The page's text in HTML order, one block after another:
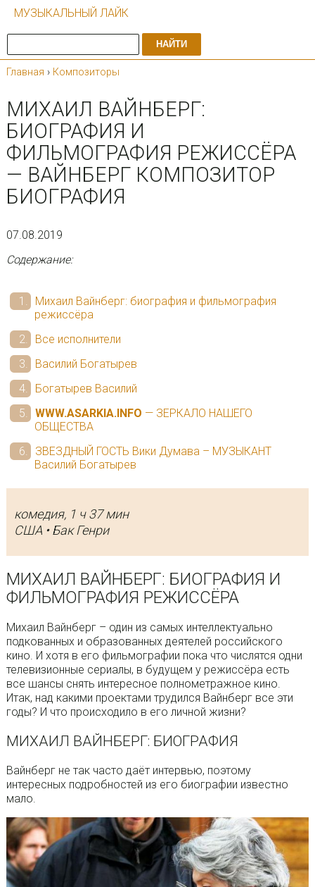
МУЗЫКАЛЬНЫЙ ЛАЙК
НАЙТИ
Главная › Композиторы
МИХАИЛ ВАЙНБЕРГ:
БИОГРАФИЯ И
ФИЛЬМОГРАФИЯ РЕЖИССЁРА
— ВАЙНБЕРГ КОМПОЗИТОР
БИОГРАФИЯ
07.08.2019
Содержание:
Михаил Вайнберг: биография и фильмография
режиссёра
Все исполнители
Василий Богатырев
Богатырев Василий
WWW.ASARKIA.INFO — ЗЕРКАЛО НАШЕГО
ОБЩЕСТВА
ЗВЕЗДНЫЙ ГОСТЬ Вики Думава – МУЗЫКАНТ
Василий Богатырев
комедия, 1 ч 37 мин
США • Бак Генри
МИХАИЛ ВАЙНБЕРГ: БИОГРАФИЯ И
ФИЛЬМОГРАФИЯ РЕЖИССЁРА
Михаил Вайнберг – один из самых интеллектуально
подкованных и образованных деятелей российского
кино. И хотя в его фильмографии пока что числятся одни
телевизионные сериалы, в будущем у режиссёра есть
все шансы снять интересное полнометражное кино.
Итак, над какими проектами трудился Вайнберг все эти
годы? И что происходило в его личной жизни?
МИХАИЛ ВАЙНБЕРГ: БИОГРАФИЯ
Вайнберг не так часто даёт интервью, поэтому
интересных подробностей из его биографии известно
мало.